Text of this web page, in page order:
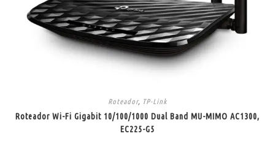
Roteador, TP-Link
Roteador Wi-Fi Gigabit 10/100/1000 Dual Band MU-MIMO AC1300,
EC225-G5